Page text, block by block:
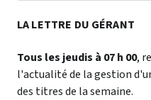
LA LETTRE DU GÉRANT
Tous les jeudis à 07 h 00,
l'actualité de la gestion
des titres de la semaine.